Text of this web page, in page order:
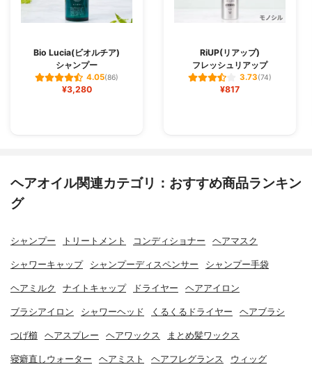
Bio Lucia(ビオルチア)
シャンプー
4.05(86)
¥3,280
RiUP(リアップ)
フレッシュリアップ
3.73(74)
¥817
ヘアオイル関連カテゴリ：おすすめ商品ランキン
グ
シャンプー トリートメント コンディショナー ヘアマスク
シャワーキャップ シャンプーディスペンサー シャンプー手袋
ヘアミルク ナイトキャップ ドライヤー ヘアアイロン
ブラシアイロン シャワーヘッド くるくるドライヤー ヘアブラシ
つげ櫛 ヘアスプレー ヘアワックス まとめ髪ワックス
寝癖直しウォーター ヘアミスト ヘアフレグランス ウィッグ